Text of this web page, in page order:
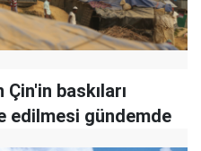
baskıları
edilmesi gündemde